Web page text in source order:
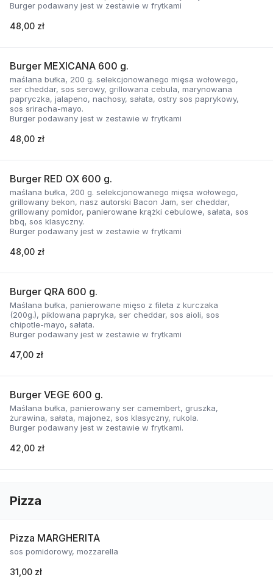
Burger podawany jest w zestawie w frytkami
48,00 zł
Burger MEXICANA 600 g.
maślana bułka, 200 g. selekcjonowanego mięsa wołowego,
ser cheddar, sos serowy, grillowana cebula, marynowana
papryczka, jalapeno, nachosy, sałata, ostry sos paprykowy,
sos sriracha-mayo.
Burger podawany jest w zestawie w frytkami
48,00 zł
Burger RED OX 600 g.
maślana bułka, 200 g. selekcjonowanego mięsa wołowego,
grillowany bekon, nasz autorski Bacon Jam, ser cheddar,
grillowany pomidor, panierowane krążki cebulowe, sałata, sos
bbq, sos klasyczny.
Burger podawany jest w zestawie w frytkami
48,00 zł
Burger QRA 600 g.
Maślana bułka, panierowane mięso z fileta z kurczaka
(200g.), piklowana papryka, ser cheddar, sos aioli, sos
chipotle-mayo, sałata.
Burger podawany jest w zestawie w frytkami
47,00 zł
Burger VEGE 600 g.
Maślana bułka, panierowany ser camembert, gruszka,
żurawina, sałata, majonez, sos klasyczny, rukola.
Burger podawany jest w zestawie w frytkami.
42,00 zł
Pizza
Pizza MARGHERITA
sos pomidorowy, mozzarella
31,00 zł